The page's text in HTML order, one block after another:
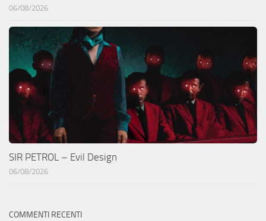
06/08/2026
SIR PETROL – Evil Design
06/08/2026
COMMENTI RECENTI